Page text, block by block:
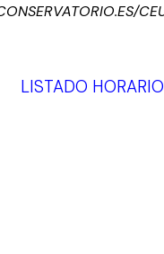
LISTADO